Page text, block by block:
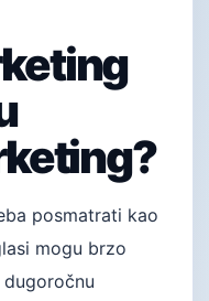
posmatrati kao
mogu brzo